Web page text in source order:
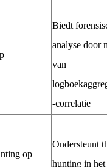
Biedt
analyse door
van
-correlatie
op
Ondersteunt
hunting in het